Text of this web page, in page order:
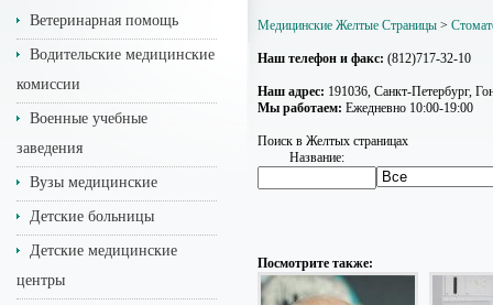
Ветеринарная помощь
Водительские медицинские
комиссии
Военные учебные
заведения
Вузы медицинские
Детские больницы
Детские медицинские
центры
Медицинские Желтые Страницы >
Наш телефон и факс: (812)717-32-10
Наш адрес: 191036, Санкт-Петербург,
Мы работаем: Ежедневно 10:00-19:00
Поиск в Желтых страницах
Название:
Посмотрите также: